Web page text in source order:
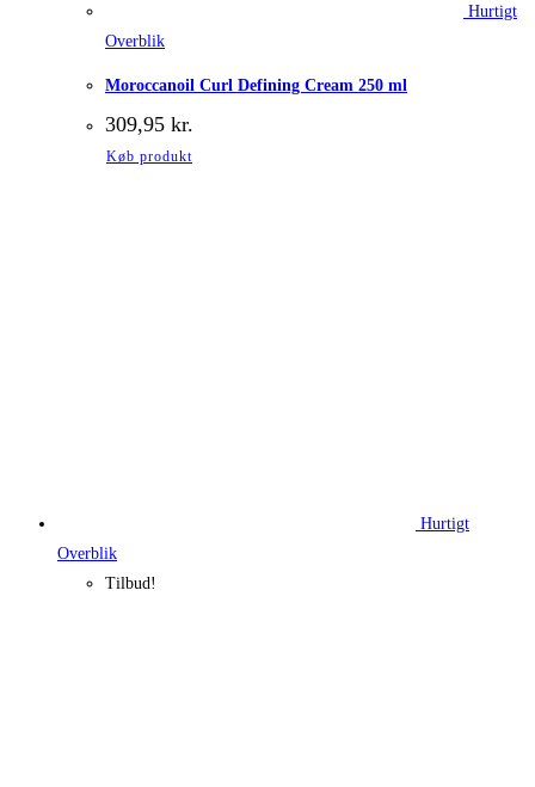
Hurtigt
Overblik
Moroccanoil Curl Defining Cream 250 ml
309,95 kr.
Køb produkt
Hurtigt
Overblik
Tilbud!